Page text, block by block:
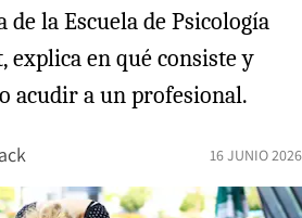
de la Escuela de Psicología
explica en qué consiste y
acudir a un profesional.
16 JUNIO 2026